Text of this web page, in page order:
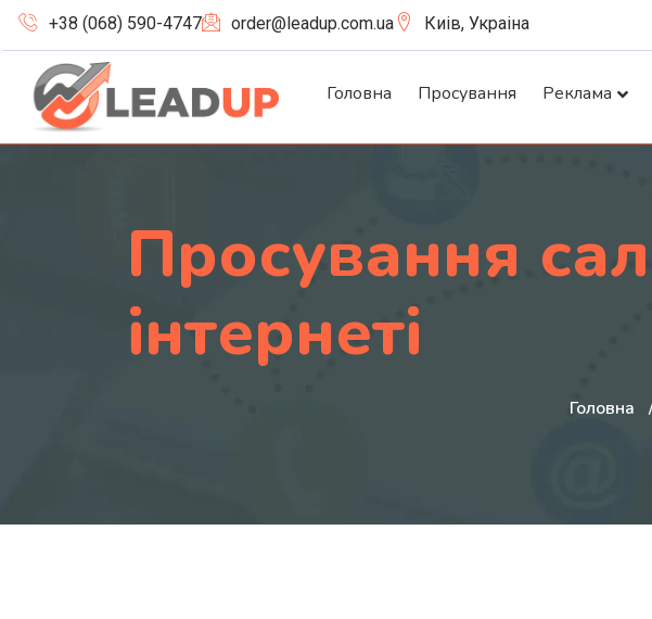
+38 (068) 590-4747 order@leadup.com.ua Киів, Украіна
Головна Просування Реклама
Просування
інтернеті
Головна